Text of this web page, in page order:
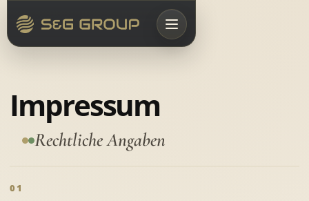
Impressum
Rechtliche Angaben
01